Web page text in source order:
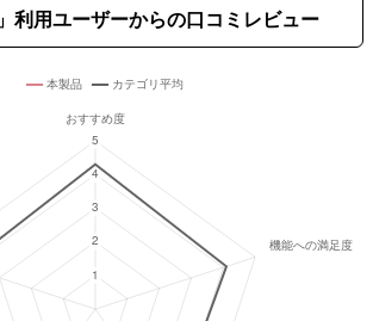
」利用ユーザーからの口コミレビュー